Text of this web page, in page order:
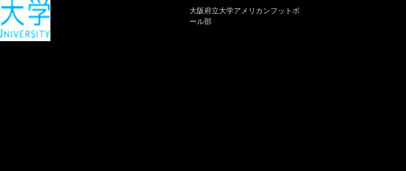
​大阪府立大学アメリカンフットボ
ール部